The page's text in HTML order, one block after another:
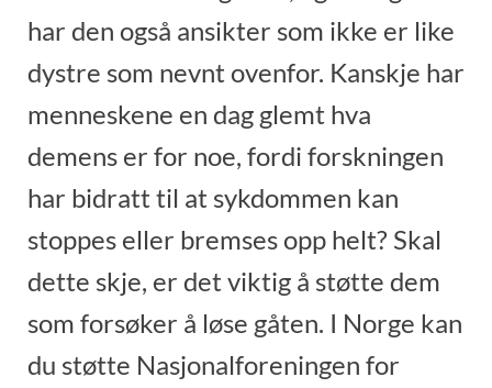
har den også ansikter som ikke er like
dystre som nevnt ovenfor. Kanskje har
menneskene en dag glemt hva
demens er for noe, fordi forskningen
har bidratt til at sykdommen kan
stoppes eller bremses opp helt? Skal
dette skje, er det viktig å støtte dem
som forsøker å løse gåten. I Norge kan
du støtte Nasjonalforeningen for